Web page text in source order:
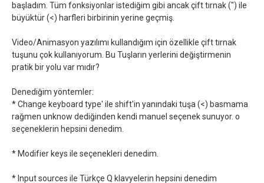
başladım. Tüm fonksiyonlar istediğim gibi ancak çift tırnak (") ile
büyüktür (<) harfleri birbirinin yerine geçmiş.
Video/Animasyon yazılımı kullandığım için özellikle çift tırnak
tuşunu çok kullanıyorum. Bu Tuşların yerlerini değiştirmenin
pratik bir yolu var mıdır?
Denediğim yöntemler:
* Change keyboard type' ile shift'in yanındaki tuşa (<) basmama
rağmen unknow dediğinden kendi manuel seçenek sunuyor. o
seçeneklerin hepsini denedim.
* Modifier keys ile seçenekleri denedim.
* Input sources ile Türkçe Q klavyelerin hepsini denedim